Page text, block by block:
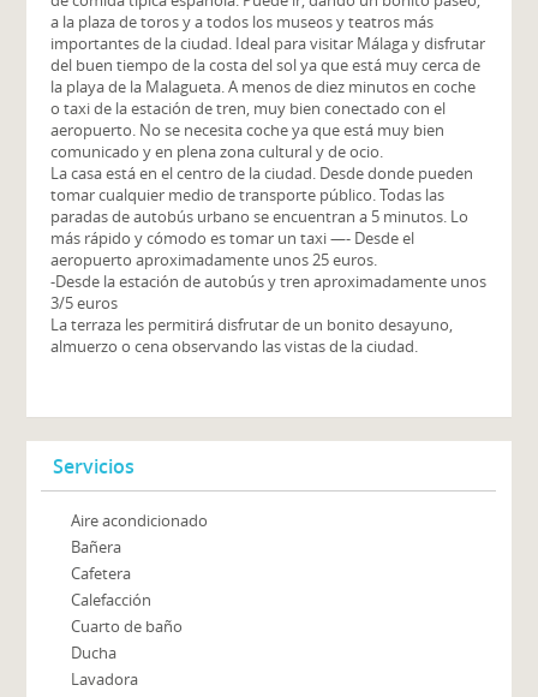
a la plaza de toros y a todos los museos y teatros más
importantes de la ciudad. Ideal para visitar Málaga y disfrutar
del buen tiempo de la costa del sol ya que está muy cerca de
la playa de la Malagueta. A menos de diez minutos en coche
o taxi de la estación de tren, muy bien conectado con el
aeropuerto. No se necesita coche ya que está muy bien
comunicado y en plena zona cultural y de ocio.
La casa está en el centro de la ciudad. Desde donde pueden
tomar cualquier medio de transporte público. Todas las
paradas de autobús urbano se encuentran a 5 minutos. Lo
más rápido y cómodo es tomar un taxi —- Desde el
aeropuerto aproximadamente unos 25 euros.
-Desde la estación de autobús y tren aproximadamente unos
3/5 euros
La terraza les permitirá disfrutar de un bonito desayuno,
almuerzo o cena observando las vistas de la ciudad.
Servicios
Aire acondicionado
Bañera
Cafetera
Calefacción
Cuarto de baño
Ducha
Lavadora